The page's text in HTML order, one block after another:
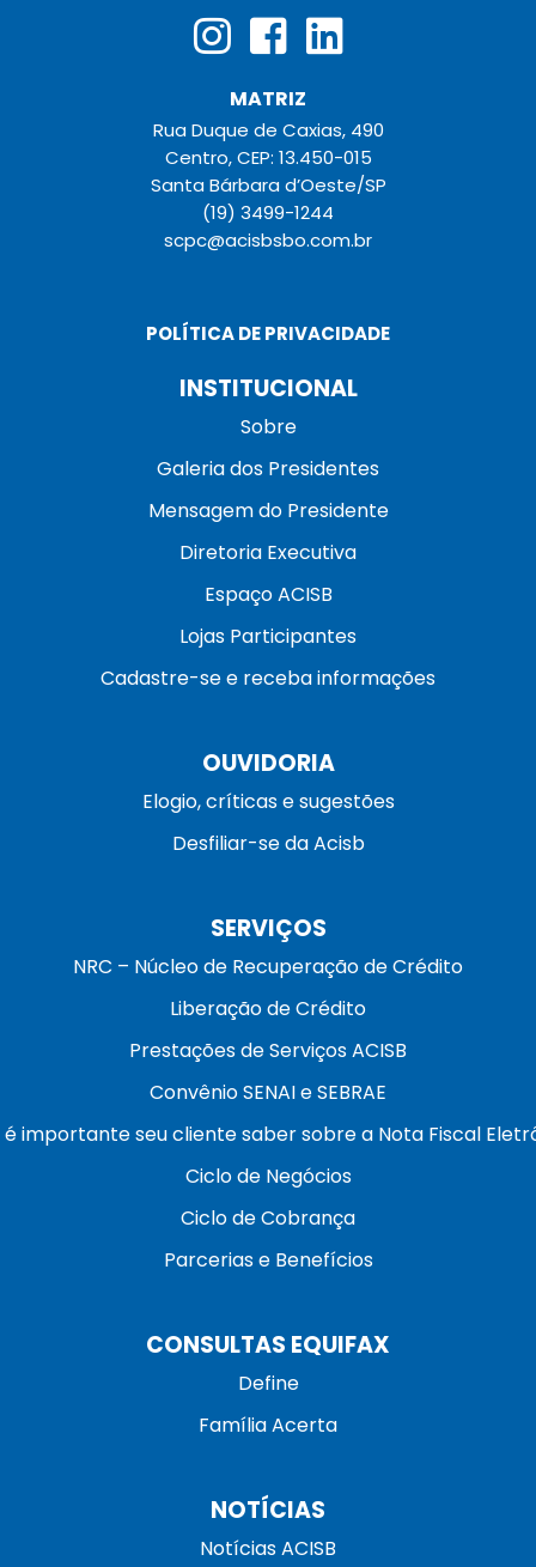
MATRIZ
Rua Duque de Caxias, 490
Centro, CEP: 13.450-015
Santa Bárbara d’Oeste/SP
(19) 3499-1244
scpc@acisbsbo.com.br
POLÍTICA DE PRIVACIDADE
INSTITUCIONAL
Sobre
Galeria dos Presidentes
Mensagem do Presidente
Diretoria Executiva
Espaço ACISB
Lojas Participantes
Cadastre-se e receba informações
OUVIDORIA
Elogio, críticas e sugestões
Desfiliar-se da Acisb
SERVIÇOS
NRC – Núcleo de Recuperação de Crédito
Liberação de Crédito
Prestações de Serviços ACISB
Convênio SENAI e SEBRAE
é importante seu cliente saber sobre a Nota Fiscal
Ciclo de Negócios
Ciclo de Cobrança
Parcerias e Benefícios
CONSULTAS EQUIFAX
Define
Família Acerta
NOTÍCIAS
Notícias ACISB